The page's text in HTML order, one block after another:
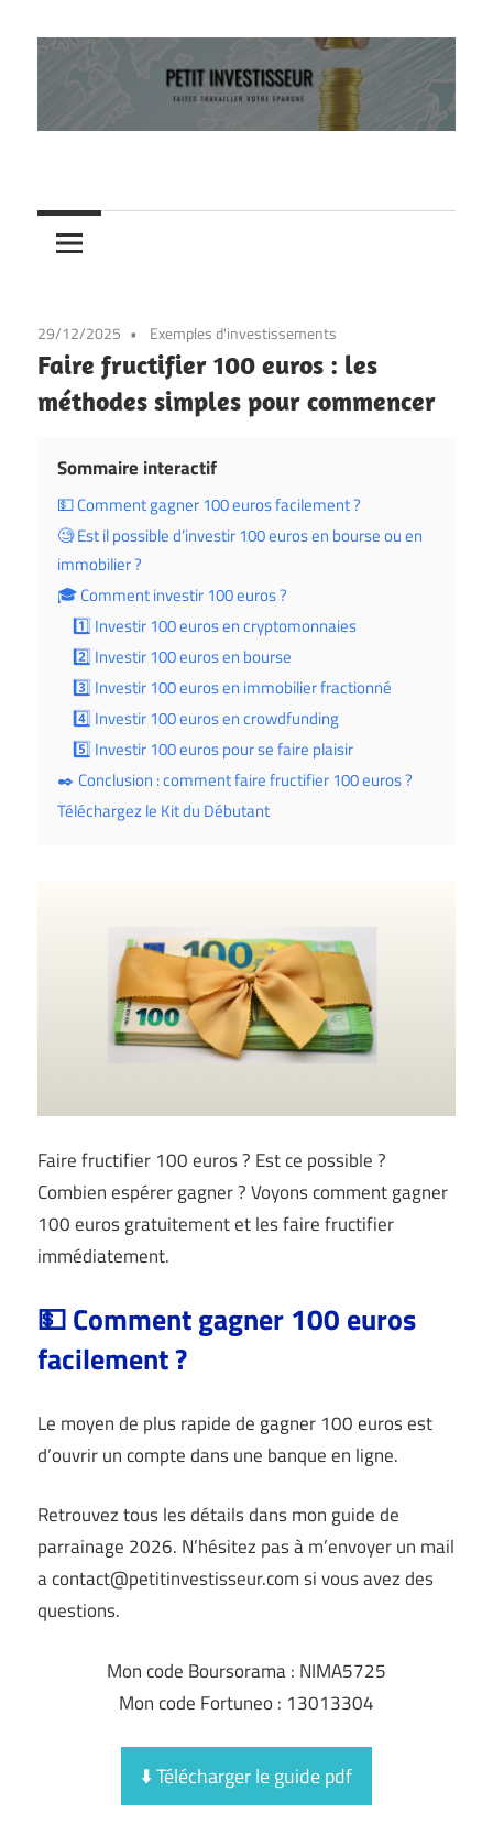
to
investisseur
Faites
votre
épargne
29/12/2025 Exemples d'investissements
Faire fructifier 100 euros : les
méthodes simples pour commencer
Sommaire interactif
💵 Comment gagner 100 euros facilement ?
🧐 Est il possible d’investir 100 euros en bourse ou en
immobilier ?
🎓 Comment investir 100 euros ?
1️⃣ Investir 100 euros en cryptomonnaies
2️⃣ Investir 100 euros en bourse
3️⃣ Investir 100 euros en immobilier fractionné
4️⃣ Investir 100 euros en crowdfunding
5️⃣ Investir 100 euros pour se faire plaisir
✒️ Conclusion : comment faire fructifier 100 euros ?
Téléchargez le Kit du Débutant
Faire fructifier 100 euros ? Est ce possible ?
Combien espérer gagner ? Voyons comment gagner
100 euros gratuitement et les faire fructifier
immédiatement.
💵 Comment gagner 100 euros
facilement ?
Le moyen de plus rapide de gagner 100 euros est
d’ouvrir un compte dans une banque en ligne.
Retrouvez tous les détails dans mon guide de
parrainage 2026. N’hésitez pas à m’envoyer un mail
a contact@petitinvestisseur.com si vous avez des
questions.
Mon code Boursorama : NIMA5725
Mon code Fortuneo : 13013304
⬇️ Télécharger le guide pdf